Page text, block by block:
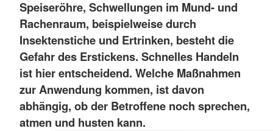
Speiseröhre, Schwellungen im Mund- und
Rachenraum, beispielweise durch
Insektenstiche und Ertrinken, besteht die
Gefahr des Erstickens. Schnelles Handeln
ist hier entscheidend. Welche Maßnahmen
zur Anwendung kommen, ist davon
abhängig, ob der Betroffene noch sprechen,
atmen und husten kann.